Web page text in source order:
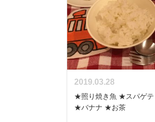
2019.03.28
★照り焼き魚 ★スパゲ
★バナナ ★お茶